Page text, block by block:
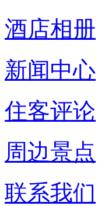
酒店相册
新闻中心
住客评论
周边景点
联系我们